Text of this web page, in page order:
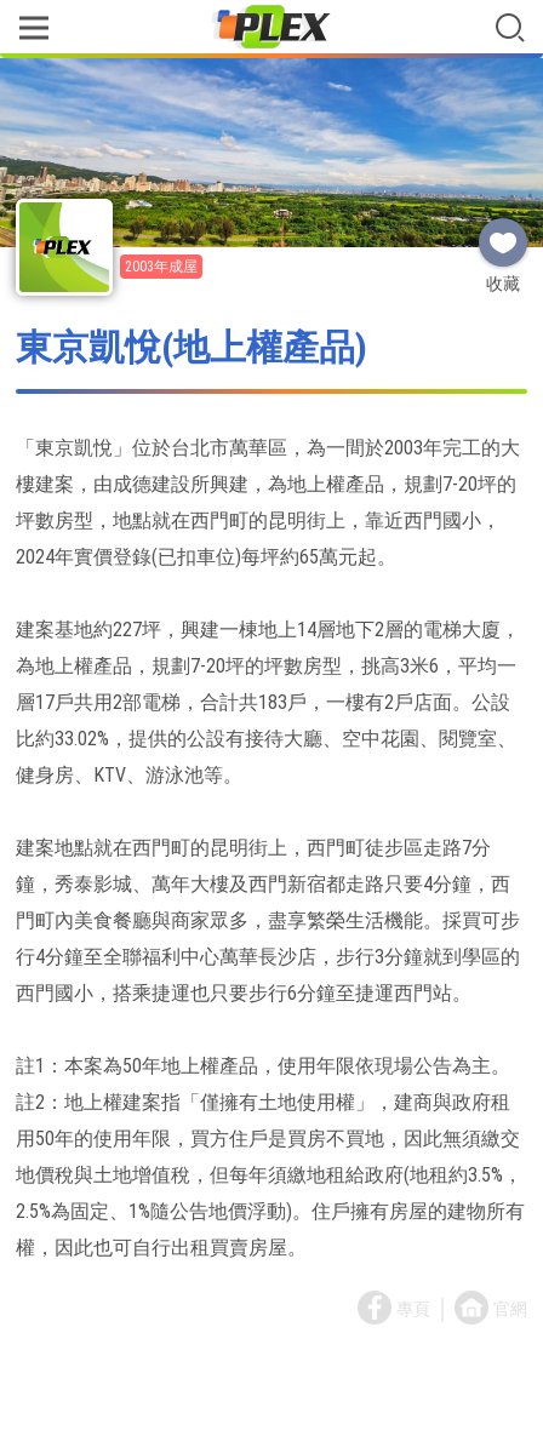
收藏
2003年成屋
東京凱悅(地上權產品)
「東京凱悅」位於台北市萬華區，為一間於2003年完工的大
樓建案，由成德建設所興建，為地上權產品，規劃7-20坪的
坪數房型，地點就在西門町的昆明街上，靠近西門國小，
2024年實價登錄(已扣車位)每坪約65萬元起。
建案基地約227坪，興建一棟地上14層地下2層的電梯大廈，
為地上權產品，規劃7-20坪的坪數房型，挑高3米6，平均一
層17戶共用2部電梯，合計共183戶，一樓有2戶店面。公設
比約33.02%，提供的公設有接待大廳、空中花園、閱覽室、
健身房、KTV、游泳池等。
建案地點就在西門町的昆明街上，西門町徒步區走路7分
鐘，秀泰影城、萬年大樓及西門新宿都走路只要4分鐘，西
門町內美食餐廳與商家眾多，盡享繁榮生活機能。採買可步
行4分鐘至全聯福利中心萬華長沙店，步行3分鐘就到學區的
西門國小，搭乘捷運也只要步行6分鐘至捷運西門站。
註1：本案為50年地上權產品，使用年限依現場公告為主。
註2：地上權建案指「僅擁有土地使用權」，建商與政府租
用50年的使用年限，買方住戶是買房不買地，因此無須繳交
地價稅與土地增值稅，但每年須繳地租給政府(地租約3.5%，
2.5%為固定、1%隨公告地價浮動)。住戶擁有房屋的建物所有
權，因此也可自行出租買賣房屋。
專頁 官網